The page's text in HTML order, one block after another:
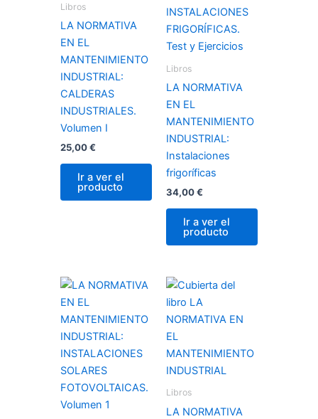
Libros
LA NORMATIVA
EN EL
MANTENIMIENTO
INDUSTRIAL:
CALDERAS
INDUSTRIALES.
Volumen I
25,00€
Ir a ver el
producto
Libros
LA NORMATIVA
EN EL
MANTENIMIENTO
INDUSTRIAL:
Instalaciones
frigoríficas
34,00€
Ir a ver el
producto
Libros
LA NORMATIVA